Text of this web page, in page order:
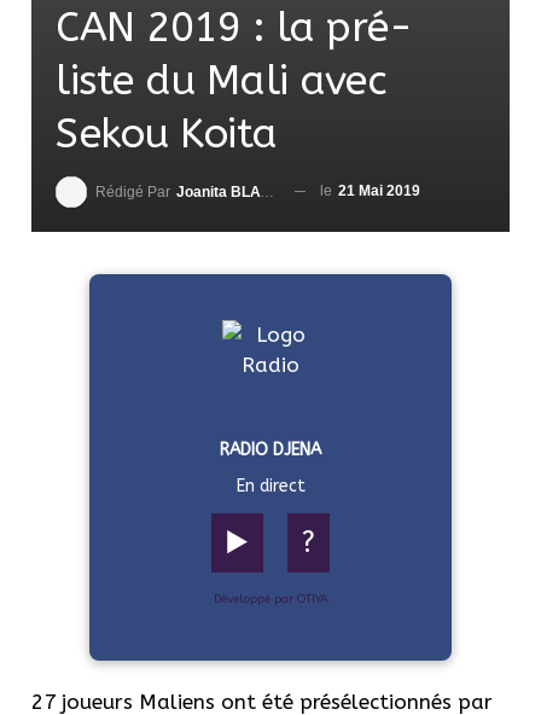
CAN 2019 : la pré-
liste du Mali avec
Sekou Koita
Rédigé Par Joanita BLAVO-TSRI le 21 Mai 2019
RADIO DJENA
En direct
▶️ ?
Développé par OTIYA
27 joueurs Maliens ont été présélectionnés par